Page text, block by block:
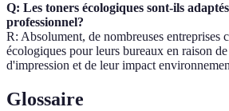
Q: Les toners écologiques sont-ils
professionnel?
R: Absolument, de nombreuses entreprises
écologiques pour leurs bureaux en raison
d'impression et de leur impact
Glossaire